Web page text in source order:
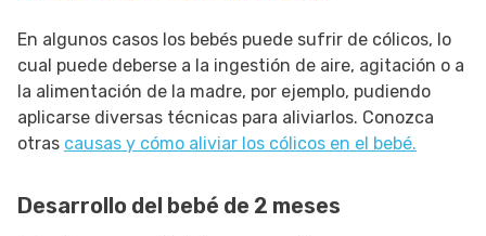
En algunos casos los bebés puede sufrir de cólicos, lo
cual puede deberse a la ingestión de aire, agitación o a
la alimentación de la madre, por ejemplo, pudiendo
aplicarse diversas técnicas para aliviarlos. Conozca
otras causas y cómo aliviar los cólicos en el bebé.
Desarrollo del bebé de 2 meses